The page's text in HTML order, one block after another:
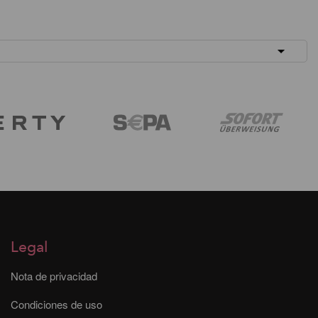
Legal
Nota de privacidad
Condiciones de uso